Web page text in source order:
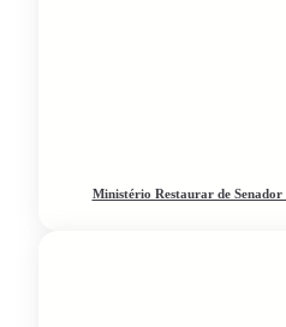
Ministério Restaurar de